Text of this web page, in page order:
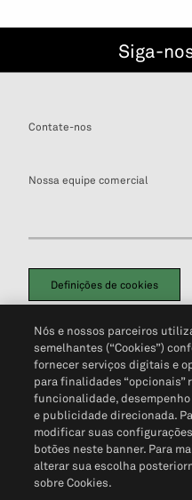
Siga-
Contate-nos
Nossa equipe comercial
Definições de cookies
Política de PrivacidadePortal de
Não Venda Minhas Informações
Nós e nossos parceiros
semelhantes (“Cookies”)
fornecer serviços digitais e
para finalidades “opcionais”
funcionalidade,
e publicidade direcionada.
modificar suas
botões neste banner. Para
alterar sua escolha
sobre Cookies.